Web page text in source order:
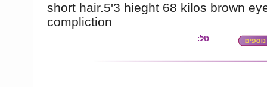
short hair.5'3 hieght 68 kilos brown
compliction
טל: